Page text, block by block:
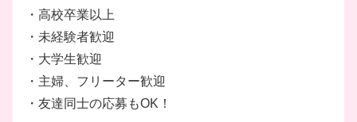
・高校卒業以上
・未経験者歓迎
・大学生歓迎
・主婦、フリーター歓迎
・友達同士の応募もOK！